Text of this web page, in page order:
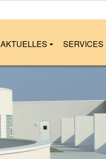
AKTUELLES SERVICES